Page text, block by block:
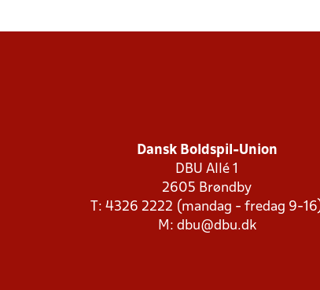
Dansk Boldspil-Union
DBU Allé 1
2605 Brøndby
T: 4326 2222 (mandag - fredag 9-
M: dbu@dbu.dk